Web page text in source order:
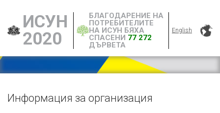
ИСУН
2020
БЛАГОДАРЕНИЕ НА
ПОТРЕБИТЕЛИТЕ
НА ИСУН БЯХА
СПАСЕНИ 77 272
ДЪРВЕТА
English
Информация за организация